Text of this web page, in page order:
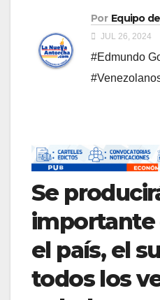
Por Equipo
JUL 26, 2024
#Edmundo
Se
importante
el país, el
todos los